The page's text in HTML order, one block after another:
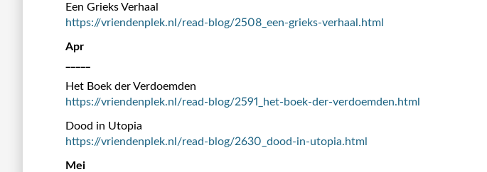
Een Grieks Verhaal
https://vriendenplek.nl/read-blog/2508_een-grieks-verhaal.html
Apr
Het Boek der Verdoemden
https://vriendenplek.nl/read-blog/2591_het-boek-der-verdoemden.html
Dood in Utopia
https://vriendenplek.nl/read-blog/2630_dood-in-utopia.html
Mei